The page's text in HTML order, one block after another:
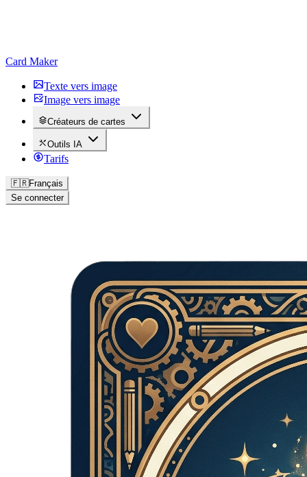
Card Maker
Texte vers image
Image vers image
Créateurs de cartes
Outils IA
Tarifs
🇫🇷Français
Se connecter